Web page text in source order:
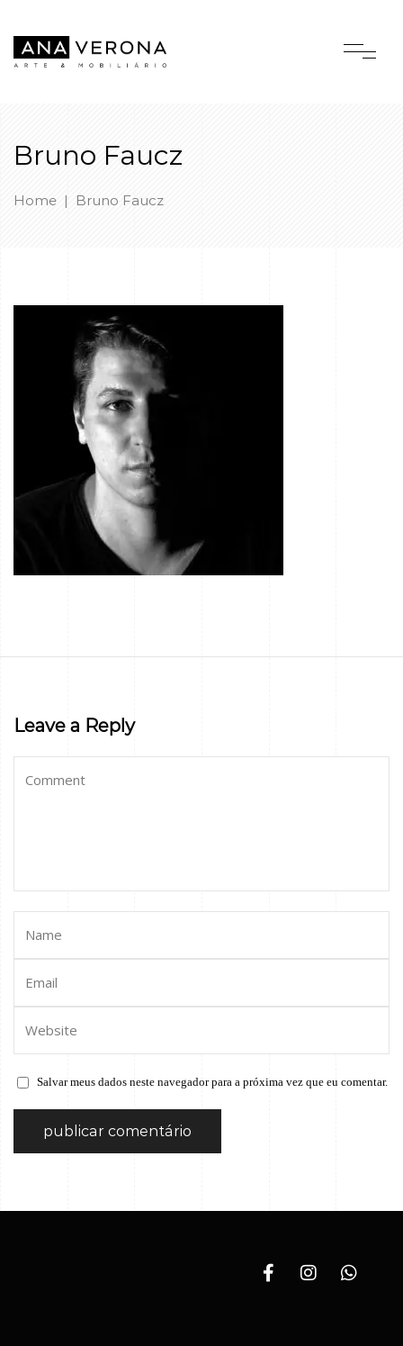
Bruno Faucz
Home | Bruno Faucz
Leave a Reply
Salvar meus dados neste navegador para a próxima vez que eu comentar.